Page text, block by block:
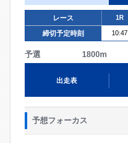
レース 1R
締切予定時刻 10:47
予選 1800m
出走表
予想フォーカス